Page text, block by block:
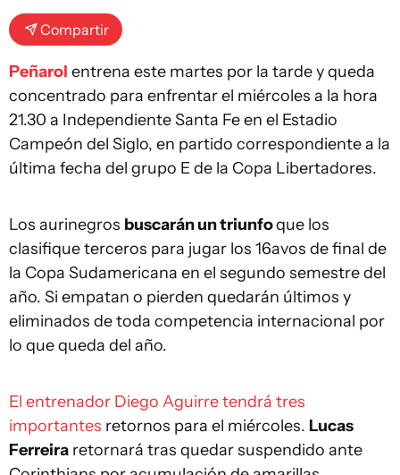
Compartir
Peñarol entrena este martes por la tarde y queda
concentrado para enfrentar el miércoles a la hora
21.30 a Independiente Santa Fe en el Estadio
Campeón del Siglo, en partido correspondiente a la
última fecha del grupo E de la Copa Libertadores.
Los aurinegros buscarán un triunfoque los
clasifique terceros para jugar los 16avos de final de
la Copa Sudamericana en el segundo semestre del
año. Si empatan o pierden quedarán últimos y
eliminados de toda competencia internacional por
lo que queda del año.
El entrenador Diego Aguirre tendrá tres
importantes retornos para el miércoles. Lucas
Ferreira retornará tras quedar suspendido ante